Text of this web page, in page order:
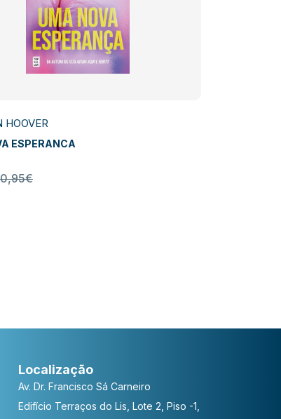
HOOVER
ESPERANCA
Localização
Av. Dr. Francisco Sá Carneiro
Edifício Terraços do Lis, Lote 2, Piso -1,